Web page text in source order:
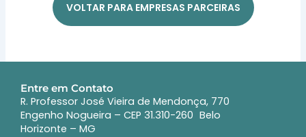
VOLTAR PARA EMPRESAS PARCEIRAS
Entre em Contato
R. Professor José Vieira de Mendonça, 770
Engenho Nogueira – CEP 31.310-260 Belo
Horizonte – MG